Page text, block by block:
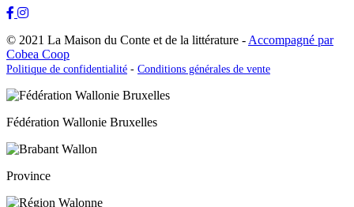
© 2021 La Maison du Conte et de la littérature - Accompagné par
Cobea Coop
Politique de confidentialité - Conditions générales de vente
Fédération Wallonie Bruxelles
Province